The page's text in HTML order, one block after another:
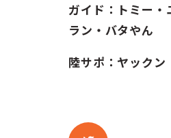
ガイド：トミー・
ラン・バタやん
陸サポ：ヤックン